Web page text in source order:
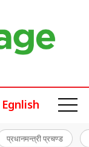
Egnlish
प्रधानमन्त्री प्रचण्ड